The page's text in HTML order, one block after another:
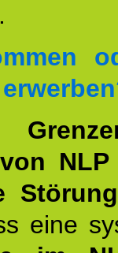
NLP
eine